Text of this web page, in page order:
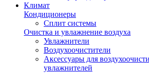
Климат
Кондиционеры
Сплит системы
Очистка и увлажнение воздуха
Увлажнители
Воздухоочистители
Аксессуары для
увлажнителей